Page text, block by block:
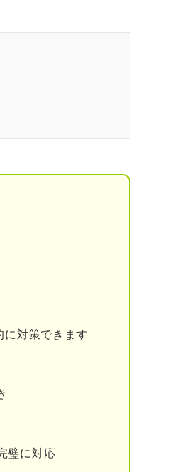
！
に対策できます
璧に対応